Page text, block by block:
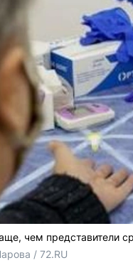
чем представители
/ 72.RU